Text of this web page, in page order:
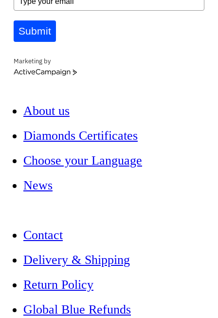
Submit
Marketing by
ActiveCampaign
About us
Diamonds Certificates
Choose your Language
News
Contact
Delivery & Shipping
Return Policy
Global Blue Refunds